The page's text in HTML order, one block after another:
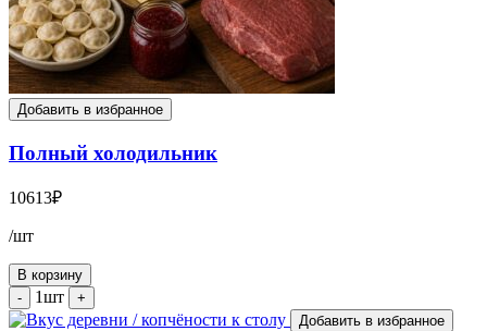
Добавить в избранное
Полный холодильник
10613₽
/шт
В корзину
-
1шт
+
Добавить в избранное